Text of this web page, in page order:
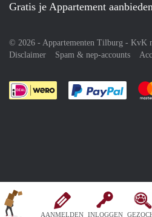
AANMELDEN INLOGGEN
Gratis je Appartement
© 2026 - Appartementen Tilburg - KvK
Disclaimer
Spam & nep-accounts
Je